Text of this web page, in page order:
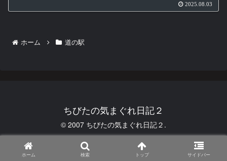
2025.08.03
ホーム 道の駅
ちびたの気まぐれ日記２
© 2007 ちびたの気まぐれ日記２.
ホーム 検索 トップ サイドバー